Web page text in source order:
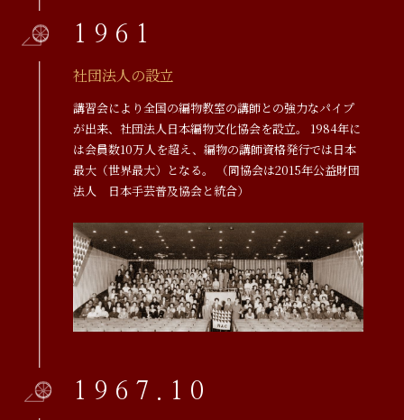
1961
社団法人の設立
講習会により全国の編物教室の講師との強力なパイプ
が出来、社団法人日本編物文化協会を設立。 1984年に
は会員数10万人を超え、編物の講師資格発行では日本
最大（世界最大）となる。 （同協会は2015年公益財団
法人 日本手芸普及協会と統合）
1967.10